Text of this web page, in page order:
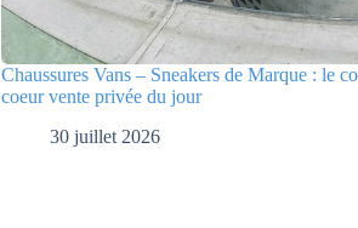
Chaussures Vans – Sneakers de Marque : le
coeur vente privée du jour
30 juillet 2026